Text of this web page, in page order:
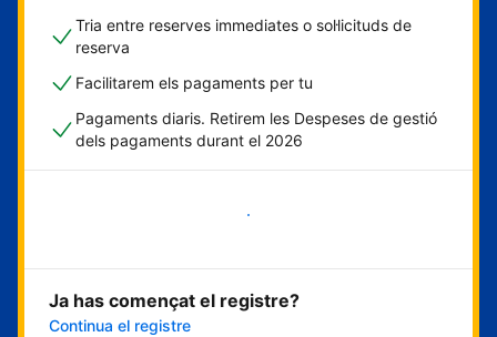
Tria entre reserves immediates o sol·licituds de
reserva
Facilitarem els pagaments per tu
Pagaments diaris. Retirem les Despeses de gestió
dels pagaments durant el 2026
Comença ara
Ja has començat el registre?
Continua el registre